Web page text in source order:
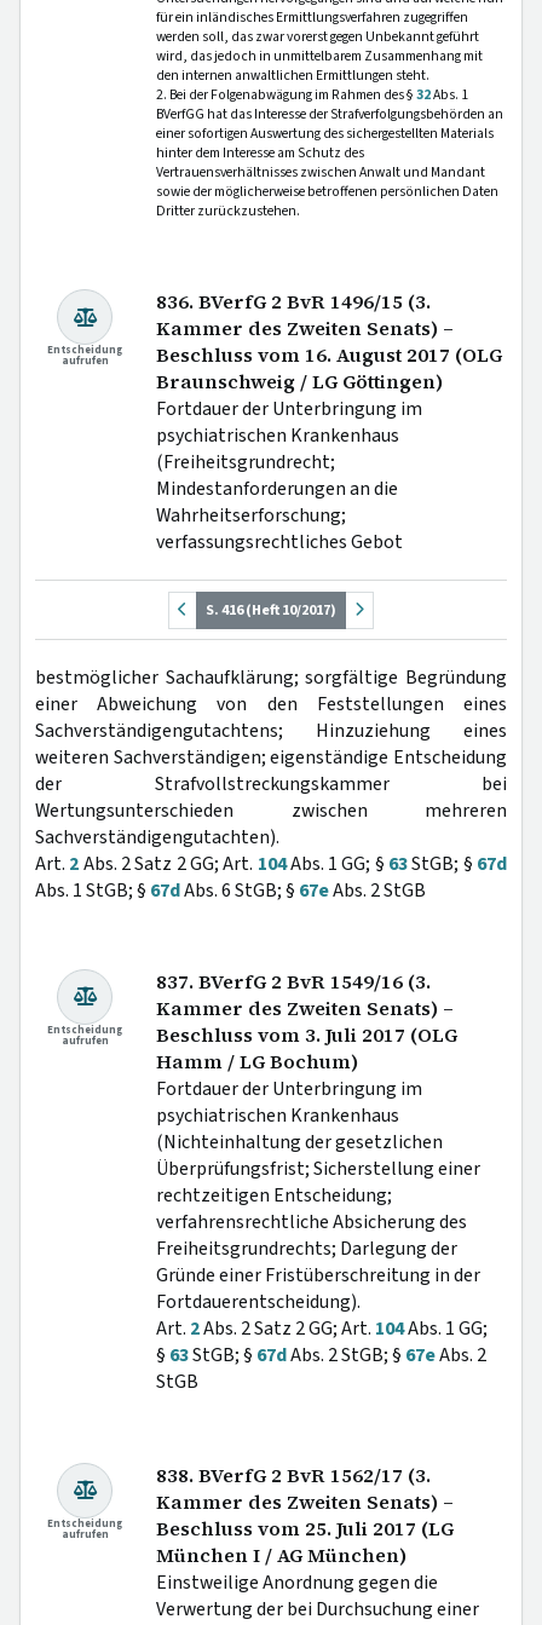
für ein inländisches Ermittlungsverfahren zugegriffen
werden soll, das zwar vorerst gegen Unbekannt geführt
wird, das jedoch in unmittelbarem Zusammenhang mit
den internen anwaltlichen Ermittlungen steht.
2. Bei der Folgenabwägung im Rahmen des §32Abs. 1
BVerfGG hat das Interesse der Strafverfolgungsbehörden an
einer sofortigen Auswertung des sichergestellten Materials
hinter dem Interesse am Schutz des
Vertrauensverhältnisses zwischen Anwalt und Mandant
sowie der möglicherweise betroffenen persönlichen Daten
Dritter zurückzustehen.
Entscheidung
aufrufen
836. BVerfG 2 BvR 1496/15 (3.
Kammer des Zweiten Senats) –
Beschluss vom 16. August 2017 (OLG
Braunschweig / LG Göttingen)
Fortdauer der Unterbringung im
psychiatrischen Krankenhaus
(Freiheitsgrundrecht;
Mindestanforderungen an die
Wahrheitserforschung;
verfassungsrechtliches Gebot
S. 416 (Heft 10/2017)
bestmöglicher Sachaufklärung; sorgfältige Begründung
einer Abweichung von den Feststellungen eines
Sachverständigengutachtens; Hinzuziehung eines
weiteren Sachverständigen; eigenständige Entscheidung
der Strafvollstreckungskammer bei
Wertungsunterschieden zwischen mehreren
Sachverständigengutachten).
Art. 2Abs. 2 Satz 2 GG; Art. 104Abs. 1 GG; § 63StGB; § 67d
Abs. 1 StGB; § 67dAbs. 6 StGB; § 67eAbs. 2 StGB
Entscheidung
aufrufen
837. BVerfG 2 BvR 1549/16 (3.
Kammer des Zweiten Senats) –
Beschluss vom 3. Juli 2017 (OLG
Hamm / LG Bochum)
Fortdauer der Unterbringung im
psychiatrischen Krankenhaus
(Nichteinhaltung der gesetzlichen
Überprüfungsfrist; Sicherstellung einer
rechtzeitigen Entscheidung;
verfahrensrechtliche Absicherung des
Freiheitsgrundrechts; Darlegung der
Gründe einer Fristüberschreitung in der
Fortdauerentscheidung).
Art. 2Abs. 2 Satz 2 GG; Art. 104Abs. 1 GG;
§ 63StGB; § 67dAbs. 2 StGB; § 67eAbs. 2
StGB
Entscheidung
aufrufen
838. BVerfG 2 BvR 1562/17 (3.
Kammer des Zweiten Senats) –
Beschluss vom 25. Juli 2017 (LG
München I / AG München)
Einstweilige Anordnung gegen die
Verwertung der bei Durchsuchung einer